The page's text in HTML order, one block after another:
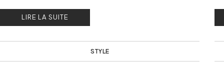
LIRE LA SUITE
STYLE